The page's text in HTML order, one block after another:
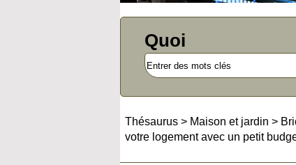
Quoi
Thésaurus > Maison et jardin >
votre logement avec un petit